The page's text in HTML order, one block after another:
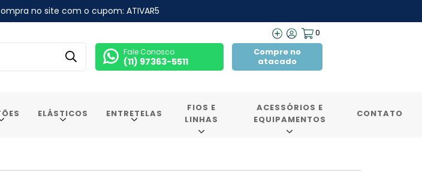
no site com o cupom: ATIVAR5
0
Fale Conosco
(11) 97363-5511
Compre no
atacado
ELÁSTICOS ENTRETELAS
FIOS E
LINHAS
ACESSÓRIOS E
EQUIPAMENTOS
CONTATO